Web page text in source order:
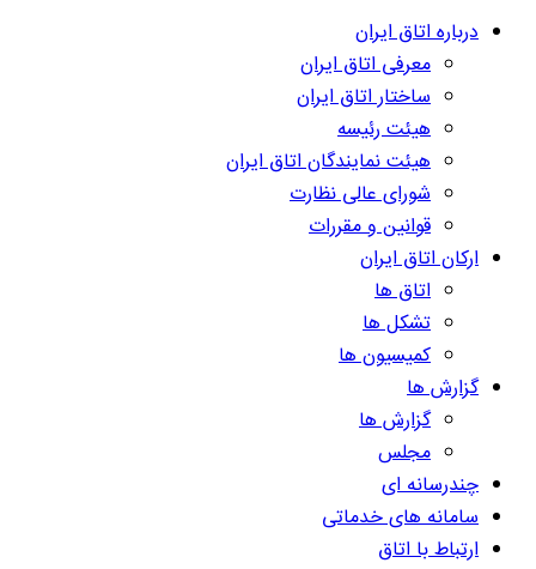
درباره اتاق ایران
معرفی اتاق ایران
ساختار اتاق ایران
هیئت رئیسه
هیئت نمایندگان اتاق ایران
شورای عالی نظارت
قوانین و مقررات
ارکان اتاق ایران
اتاق ها
تشکل ها
کمیسیون ها
گزارش ها
گزارش ها
مجلس
چندرسانه ای
سامانه های خدماتی
ارتباط با اتاق